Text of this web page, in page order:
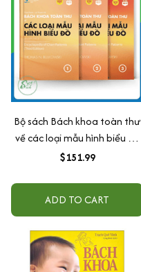
Bộ sách Bách khoa toàn thư
về các loại mẫu hình biểu đồ
(Gồm 3 cuốn) - Happy Live
$151.99
ADD TO CART